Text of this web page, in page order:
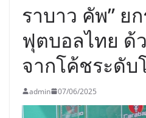
ราบาว คัพ” ย
ฟุตบอลไทย ด้
จากโค้ชระดับ
admin 07/06/2025